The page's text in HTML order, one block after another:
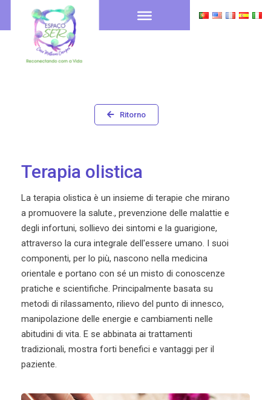
Ritorno
Terapia olistica
La terapia olistica è un insieme di terapie che mirano
a promuovere la salute., prevenzione delle malattie e
degli infortuni, sollievo dei sintomi e la guarigione,
attraverso la cura integrale dell'essere umano. I suoi
componenti, per lo più, nascono nella medicina
orientale e portano con sé un misto di conoscenze
pratiche e scientifiche. Principalmente basata su
metodi di rilassamento, rilievo del punto di innesco,
manipolazione delle energie e cambiamenti nelle
abitudini di vita. E se abbinata ai trattamenti
tradizionali, mostra forti benefici e vantaggi per il
paziente.